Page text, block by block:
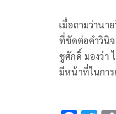
เมื่อถามว่านา
ที่ขัดต่อคำวินิ
ชูศักดิ์​ มองว่า​
มีหน้าที่ในการ